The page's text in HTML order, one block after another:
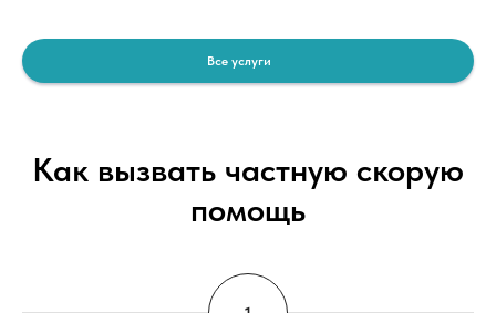
Все услуги
Как вызвать частную скорую
помощь